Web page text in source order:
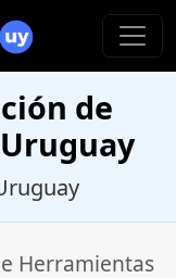
de
Herramientas